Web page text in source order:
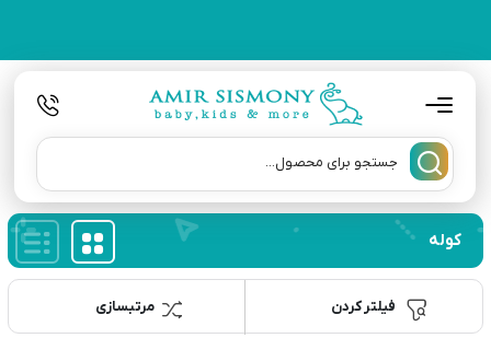
کوله
مرتبسازی فیلتر کردن